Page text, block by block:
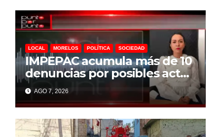
LOCAL MORELOS POLÍTICA SOCIEDAD
IMPEPAC acumula más de 10
denuncias por posibles actos
anticipados de campaña
rumbo a 2027
AGO 7, 2026